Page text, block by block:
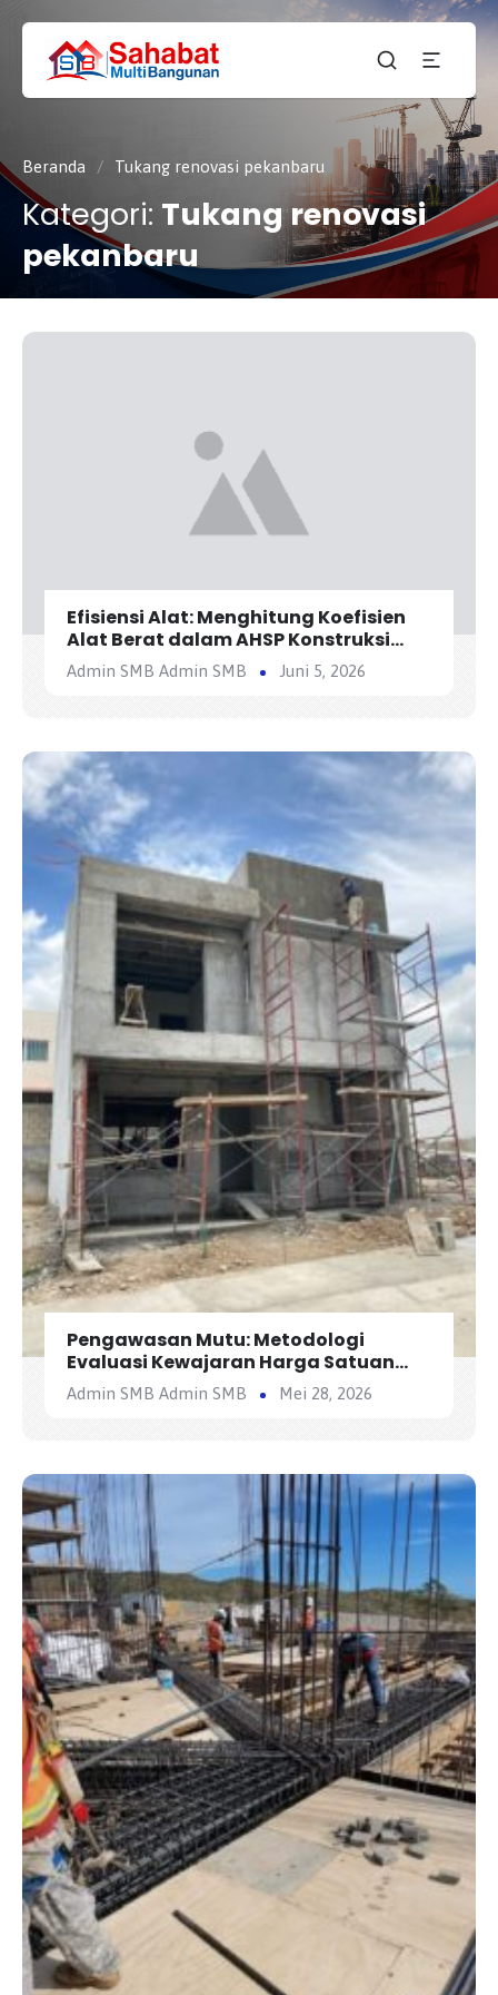
CV.
SAHABAT
MULTI
BANGUNAN
Sahabat
Pembangunan Anda
Beranda / Tukang renovasi pekanbaru
Kategori: Tukang renovasi
pekanbaru
Efisiensi Alat: Menghitung Koefisien
Alat Berat dalam AHSP Konstruksi
Jalan
Admin SMB Admin SMB Juni 5, 2026
Pengawasan Mutu: Metodologi
Evaluasi Kewajaran Harga Satuan
Penawaran Kontraktor
Admin SMB Admin SMB Mei 28, 2026